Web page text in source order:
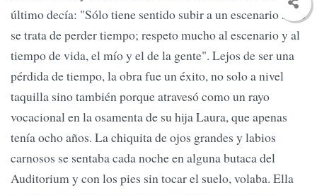
último decía: "Sólo tiene sentido subir a un escenario si no
se trata de perder tiempo; respeto mucho al escenario y al
tiempo de vida, el mío y el de la gente". Lejos de ser una
pérdida de tiempo, la obra fue un éxito, no solo a nivel
taquilla sino también porque atravesó como un rayo
vocacional en la osamenta de su hija Laura, que apenas
tenía ocho años. La chiquita de ojos grandes y labios
carnosos se sentaba cada noche en alguna butaca del
Auditorium y con los pies sin tocar el suelo, volaba. Ella